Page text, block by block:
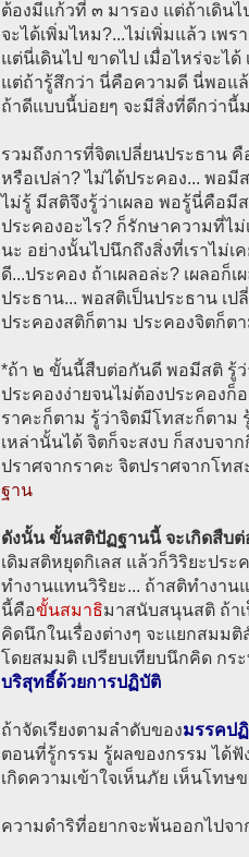
ต้องมีแก้วที่ ๓ มารอง แต่ถ้าเดินไ
จะได้เพิ่มไหม?...ไม่เพิ่มแล้ว เพร
แต่นี่เดินไป ขาดไป เมื่อไหร่จะไ
แต่ถ้ารู้สึกว่า นี่คือความดี นี่พอแ
ถ้าดีแบบนี้บ่อยๆ จะมีสิ่งที่ดีกว่านี้
รวมถึงการที่จิตเปลี่ยนประธาน คื
หรือเปล่า? ไม่ได้ประคอง... พอมี
ไม่รู้ มีสติจึงรู้ว่าเผลอ พอรู้นี่คือมี
ประคองอะไร? ก็รักษาความที่ไ
นะ อย่างนั้นไปนึกถึงสิ่งที่เราไม่เ
ดี...ประคอง ถ้าเผลอล่ะ? เผลอก็
ประธาน... พอสติเป็นประธาน เ
ประคองสติก็ตาม ประคองจิตก็ต
*ถ้า ๒ ขั้นนี้สืบต่อกันดี พอมีสติ รู้ว่
ประคองง่ายจนไม่ต้องประคองก็
ราคะก็ตาม รู้ว่าจิตมีโทสะก็ตาม
เหล่านั้นได้ จิตก็จะสงบ ก็สงบจา
ปราศจากราคะ จิตปราศจากโทส
ฐาน
ดังนั้น ขั้นสติปัฏฐานนี้ จะเกิดสืบ
เดิมสติหยุดกิเลส แล้วก็วิริยะปร
ทำงานแทนวิริยะ... ถ้าสติทำงา
นี้คือขั้นสมาธิมาสนับสนุนสติ ถ้า
คิดนึกในเรื่องต่างๆ จะแยกสมมติ
โดยสมมติ เปรียบเทียบนึกคิด กร
บริสุทธิ์ด้วยการปฏิบัติ
ถ้าจัดเรียงตามลำดับของมรรคป
ตอนที่รู้กรรม รู้ผลของกรรม ได้ฟั
เกิดความเข้าใจเห็นภัย เห็นโทษ
ความดำริที่อยากจะพ้นออกไปจ